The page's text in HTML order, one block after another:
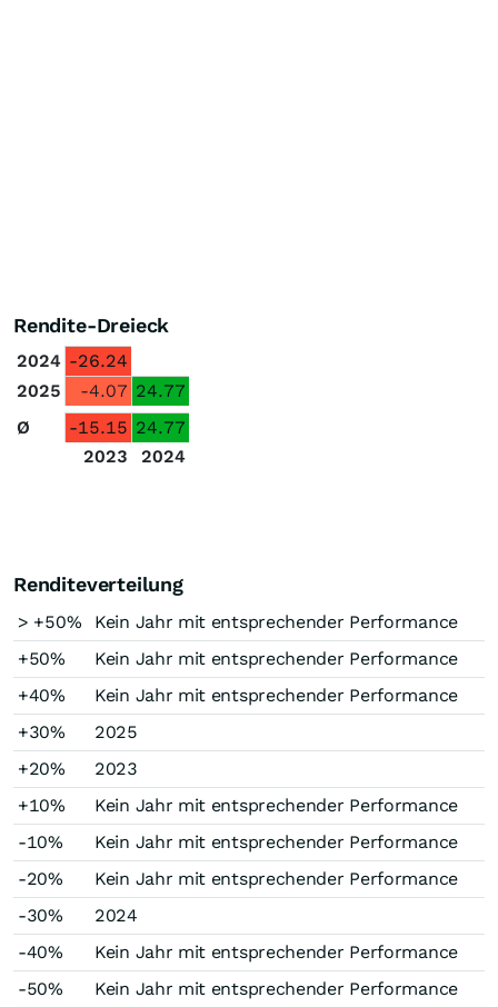
Rendite-Dreieck
2024 -26.24
2025
-4.07 24.77
Ø
-15.15 24.77
2023
2024
Renditeverteilung
> +50%
Kein Jahr mit entsprechender Performance
+50%
Kein Jahr mit entsprechender Performance
+40%
Kein Jahr mit entsprechender Performance
+30%
2025
+20%
2023
+10%
Kein Jahr mit entsprechender Performance
-10%
Kein Jahr mit entsprechender Performance
-20%
Kein Jahr mit entsprechender Performance
-30%
2024
-40%
Kein Jahr mit entsprechender Performance
-50%
Kein Jahr mit entsprechender Performance